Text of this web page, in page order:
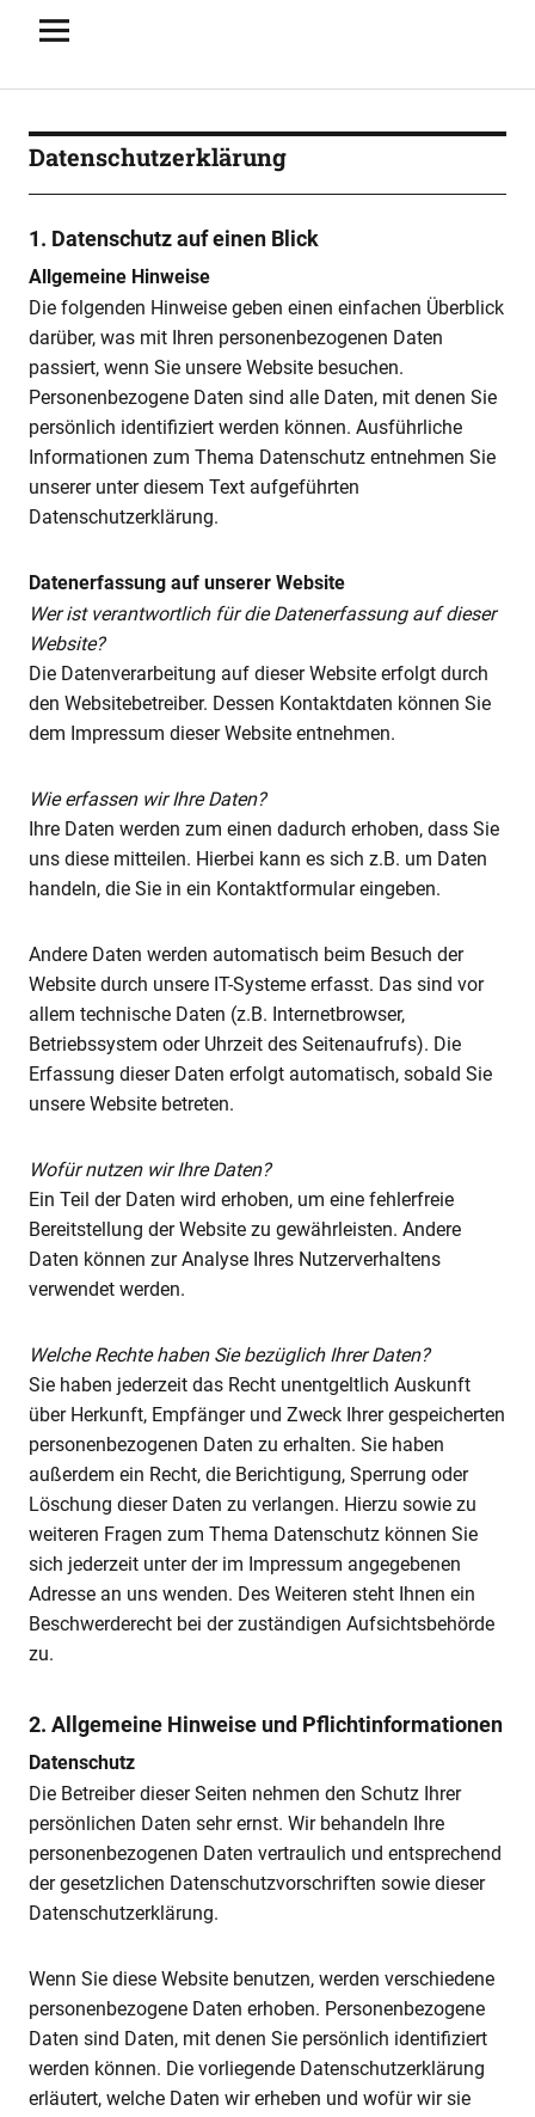
Datenschutzerklärung
1. Datenschutz auf einen Blick
Allgemeine Hinweise
Die folgenden Hinweise geben einen einfachen Überblick
darüber, was mit Ihren personenbezogenen Daten
passiert, wenn Sie unsere Website besuchen.
Personenbezogene Daten sind alle Daten, mit denen Sie
persönlich identifiziert werden können. Ausführliche
Informationen zum Thema Datenschutz entnehmen Sie
unserer unter diesem Text aufgeführten
Datenschutzerklärung.
Datenerfassung auf unserer Website
Wer ist verantwortlich für die Datenerfassung auf dieser
Website?
Die Datenverarbeitung auf dieser Website erfolgt durch
den Websitebetreiber. Dessen Kontaktdaten können Sie
dem Impressum dieser Website entnehmen.
Wie erfassen wir Ihre Daten?
Ihre Daten werden zum einen dadurch erhoben, dass Sie
uns diese mitteilen. Hierbei kann es sich z.B. um Daten
handeln, die Sie in ein Kontaktformular eingeben.
Andere Daten werden automatisch beim Besuch der
Website durch unsere IT-Systeme erfasst. Das sind vor
allem technische Daten (z.B. Internetbrowser,
Betriebssystem oder Uhrzeit des Seitenaufrufs). Die
Erfassung dieser Daten erfolgt automatisch, sobald Sie
unsere Website betreten.
Wofür nutzen wir Ihre Daten?
Ein Teil der Daten wird erhoben, um eine fehlerfreie
Bereitstellung der Website zu gewährleisten. Andere
Daten können zur Analyse Ihres Nutzerverhaltens
verwendet werden.
Welche Rechte haben Sie bezüglich Ihrer Daten?
Sie haben jederzeit das Recht unentgeltlich Auskunft
über Herkunft, Empfänger und Zweck Ihrer gespeicherten
personenbezogenen Daten zu erhalten. Sie haben
außerdem ein Recht, die Berichtigung, Sperrung oder
Löschung dieser Daten zu verlangen. Hierzu sowie zu
weiteren Fragen zum Thema Datenschutz können Sie
sich jederzeit unter der im Impressum angegebenen
Adresse an uns wenden. Des Weiteren steht Ihnen ein
Beschwerderecht bei der zuständigen Aufsichtsbehörde
zu.
2. Allgemeine Hinweise und Pflichtinformationen
Datenschutz
Die Betreiber dieser Seiten nehmen den Schutz Ihrer
persönlichen Daten sehr ernst. Wir behandeln Ihre
personenbezogenen Daten vertraulich und entsprechend
der gesetzlichen Datenschutzvorschriften sowie dieser
Datenschutzerklärung.
Wenn Sie diese Website benutzen, werden verschiedene
personenbezogene Daten erhoben. Personenbezogene
Daten sind Daten, mit denen Sie persönlich identifiziert
werden können. Die vorliegende Datenschutzerklärung
erläutert, welche Daten wir erheben und wofür wir sie